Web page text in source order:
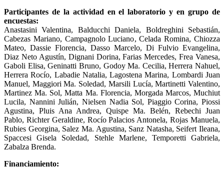
Participantes de la actividad en el laboratorio y en grupo de
encuestas:
Anastasini Valentina, Balducchi Daniela, Boldreghini Sebastián,
Cabezas Mariano, Campagnolo Luciano, Celada Romina, Chiozza
Mateo, Dassie Florencia, Dasso Marcelo, Di Fulvio Evangelina,
Diaz Neto Agustín, Dignani Dorina, Farias Mercedes, Frea Vanesa,
Gaboli Elisa, Geninatti Bruno, Godoy Ma. Cecilia, Herrera Nahuel,
Herrera Rocío, Labadie Natalia, Lagostena Marina, Lombardi Juan
Manuel, Maggiori Ma. Soledad, Marsili Lucía, Martinetti Valentino,
Martinez Ma. Sol, Matta Ma. Florencia, Morgada Marcos, Muchiut
Lucila, Nannini Julián, Nielsen Nadia Sol, Piaggio Corina, Piossi
Agustina, Pluis Ana Andrea, Quispe Ma. Belén, Rebechi Juan
Pablo, Richter Geraldine, Rocío Palacios Antonela, Rojas Manuela,
Rubies Georgina, Salez Ma. Agustina, Sanz Natasha, Seifert Ileana,
Spaccesi Gisela Soledad, Stehle Marlene, Temporetti Gabriela,
Zabalza Brenda.
Financiamiento: